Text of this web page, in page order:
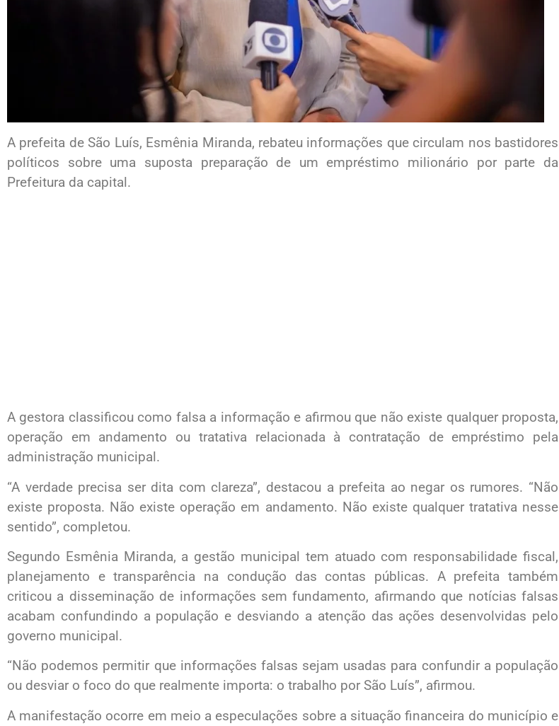
A prefeita de São Luís, Esmênia Miranda, rebateu informações que circulam nos bastidores
políticos sobre uma suposta preparação de um empréstimo milionário por parte da
Prefeitura da capital.
A gestora classificou como falsa a informação e afirmou que não existe qualquer proposta,
operação em andamento ou tratativa relacionada à contratação de empréstimo pela
administração municipal.
“A verdade precisa ser dita com clareza”, destacou a prefeita ao negar os rumores. “Não
existe proposta. Não existe operação em andamento. Não existe qualquer tratativa nesse
sentido”, completou.
Segundo Esmênia Miranda, a gestão municipal tem atuado com responsabilidade fiscal,
planejamento e transparência na condução das contas públicas. A prefeita também
criticou a disseminação de informações sem fundamento, afirmando que notícias falsas
acabam confundindo a população e desviando a atenção das ações desenvolvidas pelo
governo municipal.
“Não podemos permitir que informações falsas sejam usadas para confundir a população
ou desviar o foco do que realmente importa: o trabalho por São Luís”, afirmou.
A manifestação ocorre em meio a especulações sobre a situação financeira do município e